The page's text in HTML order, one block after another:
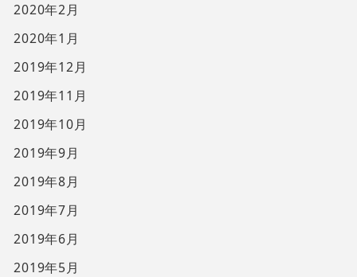
2020年2月
2020年1月
2019年12月
2019年11月
2019年10月
2019年9月
2019年8月
2019年7月
2019年6月
2019年5月